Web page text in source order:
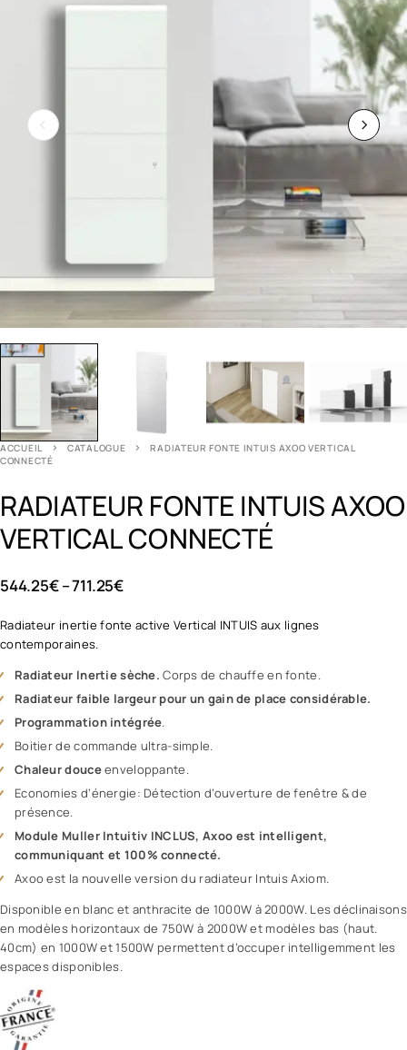
ACCUEIL CATALOGUE
RADIATEUR FONTE INTUIS AXOO VERTICAL
CONNECTÉ
RADIATEUR FONTE INTUIS AXOO
VERTICAL CONNECTÉ
544.25€–711.25€
Radiateur inertie fonte active Vertical INTUIS aux lignes
contemporaines.
Radiateur Inertie sèche.Corps de chauffe en fonte.
Radiateur faible largeur pour un gain de place considérable.
Programmation intégrée.
Boitier de commande ultra-simple.
Chaleur douceenveloppante.
Economies d’énergie: Détection d’ouverture de fenêtre & de
présence.
Module Muller Intuitiv INCLUS, Axoo est intelligent,
communiquant et 100% connecté.
Axoo est la nouvelle version du radiateur Intuis Axiom.
Disponible en blanc et anthracite de 1000W à 2000W. Les déclinaisons
en modèles horizontaux de 750W à 2000W et modèles bas (haut.
40cm) en 1000W et 1500W permettent d’occuper intelligemment les
espaces disponibles.